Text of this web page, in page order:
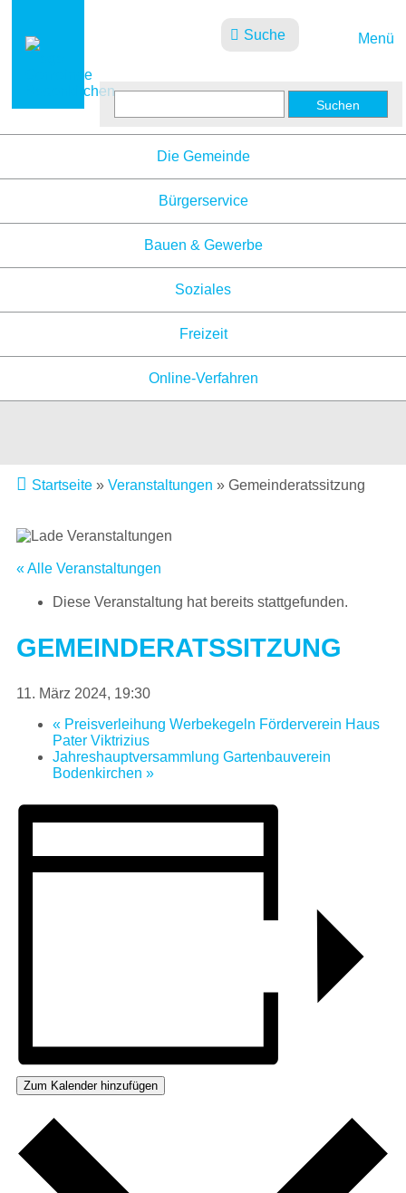
Menü
Suche
Die Gemeinde
Bürgerservice
Bauen & Gewerbe
Soziales
Freizeit
Online-Verfahren
Startseite» Veranstaltungen » Gemeinderatssitzung
« Alle Veranstaltungen
Diese Veranstaltung hat bereits stattgefunden.
GEMEINDERATSSITZUNG
11. März 2024, 19:30
«Preisverleihung Werbekegeln Förderverein Haus
Pater Viktrizius
Jahreshauptversammlung Gartenbauverein
Bodenkirchen »
Zum Kalender hinzufügen